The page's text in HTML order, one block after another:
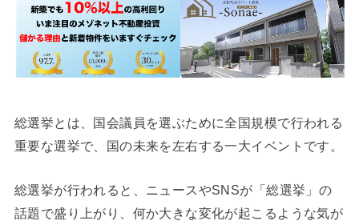
総選挙とは、国会議員を選ぶために全国規模で行われる
重要な選挙で、国の未来を左右する一大イベントです。
総選挙が行われると、ニュースやSNSが「総選挙」の
話題で盛り上がり、何か大きな変化が起こるような気が